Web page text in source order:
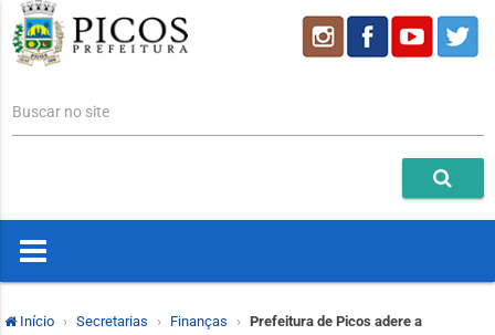
Buscar no site
Início Secretarias Finanças
Prefeitura de Picos adere a